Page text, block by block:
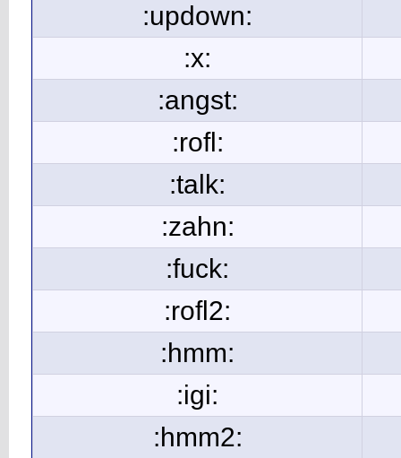
:updown:
:x:
:angst:
:rofl:
:talk:
:zahn:
:fuck:
:rofl2:
:hmm:
:igi:
:hmm2: